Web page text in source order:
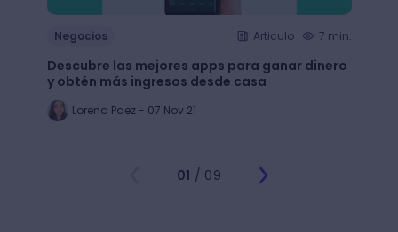
Negocios Articulo 7 min.
Descubre las mejores apps para ganar dinero
y obtén más ingresos desde casa
Lorena Paez - 07 Nov 21
01 / 09